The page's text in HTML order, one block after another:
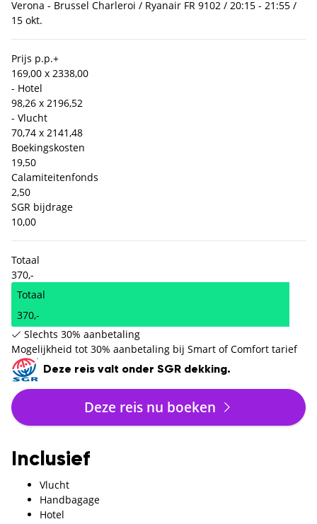
Verona - Brussel Charleroi / Ryanair FR 9102 / 20:15 - 21:55 /
15 okt.
Prijs p.p.+
169,00 x 2338,00
- Hotel
98,26 x 2196,52
- Vlucht
70,74 x 2141,48
Boekingskosten
19,50
Calamiteitenfonds
2,50
SGR bijdrage
10,00
Totaal
370,-
Totaal
370,-
Slechts 30% aanbetaling
Mogelijkheid tot 30% aanbetaling bij Smart of Comfort tarief
Deze reis valt onder SGR dekking.
Deze reis nu boeken
Inclusief
Vlucht
Handbagage
Hotel